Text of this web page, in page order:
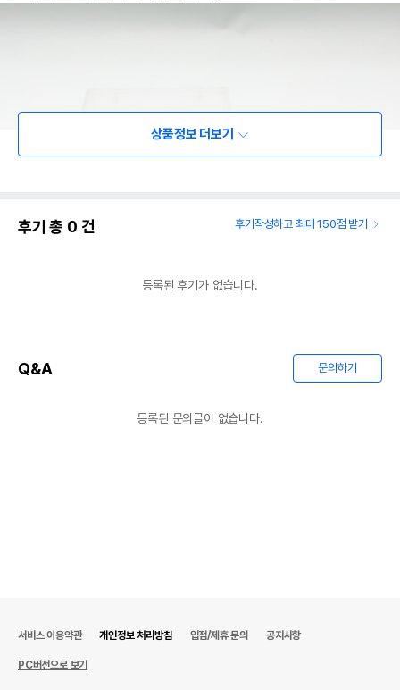
상품정보 더보기
후기 총 0 건 후기작성하고 최대 150점 받기
등록된 후기가 없습니다.
Q&A 문의하기
등록된 문의글이 없습니다.
서비스 이용약관 개인정보 처리방침 입점/제휴 문의 공지사항
PC버전으로 보기